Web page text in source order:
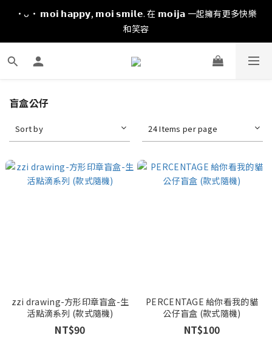
·ᴗ· 𝗺𝗼𝗶 𝗵𝗮𝗽𝗽𝘆, 𝗺𝗼𝗶 𝘀𝗺𝗶𝗹𝗲. 在 𝗺𝗼𝗶𝗷𝗮 一起擁有更多快樂
和笑容
盲盒公仔
Sort by 24 Items per page
zzi drawing-方形印章盲盒-生
活點滴系列 (款式隨機)
NT$90
PERCENTAGE 給你看我的貓
公仔盲盒 (款式隨機)
NT$100